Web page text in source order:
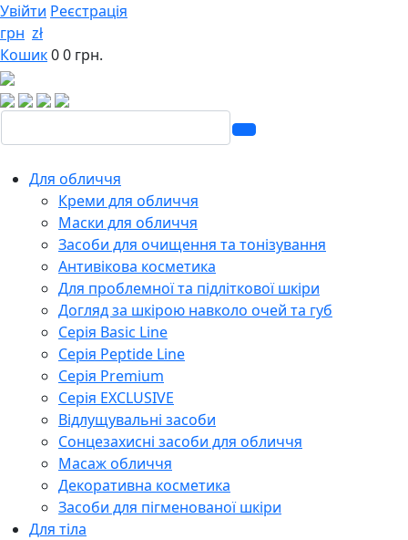
Увійти Реєстрація
грн zł
Кошик00 грн.
Для обличчя
Креми для обличчя
Маски для обличчя
Засоби для очищення та тонізування
Антивікова косметика
Для проблемної та підліткової шкіри
Догляд за шкірою навколо очей та губ
Серія Basic Line
Серія Peptide Line
Серія Premium
Серія EXCLUSIVE
Відлущувальні засоби
Сонцезахисні засоби для обличчя
Масаж обличчя
Декоративна косметика
Засоби для пігменованої шкіри
Для тіла